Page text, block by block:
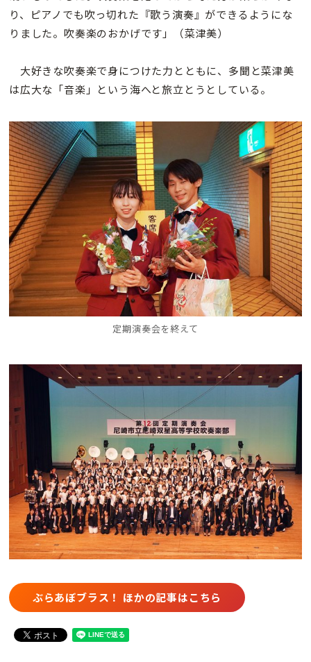
り、ピアノでも吹っ切れた『歌う演奏』ができるようにな
りました。吹奏楽のおかげです」（菜津美）
大好きな吹奏楽で身につけた力とともに、多聞と菜津美
は広大な「音楽」という海へと旅立とうとしている。
定期演奏会を終えて
ぶらあぼブラス！ ほかの記事はこちら